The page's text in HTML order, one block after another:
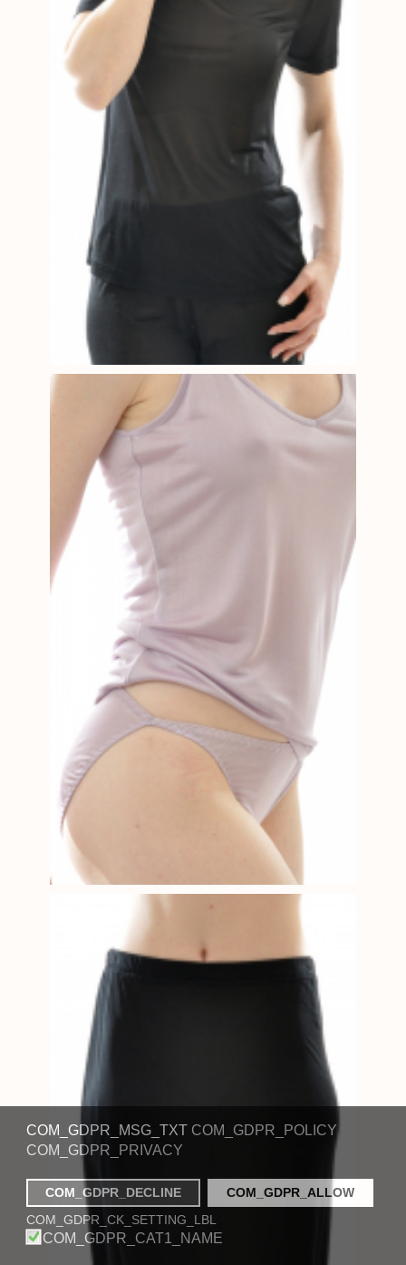
COM_GDPR_MSG_TXT COM_GDPR_POLICY
COM_GDPR_PRIVACY
COM_GDPR_DECLINE
COM_GDPR_ALLOW
COM_GDPR_CK_SETTING_LBL
COM_GDPR_CAT1_NAME